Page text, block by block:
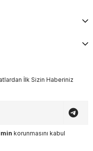
İlk Sizin Haberiniz
korunmasını kabul